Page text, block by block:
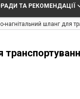
ТА РЕКОМЕНДАЦІЇ
нагнітальний шланг для